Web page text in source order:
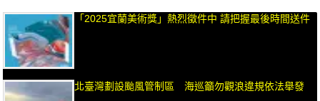
「2025宜蘭美術獎」熱烈徵件中 請把握最後時間送件
北臺灣劃設颱風管制區 海巡籲勿觀浪違規依法舉發